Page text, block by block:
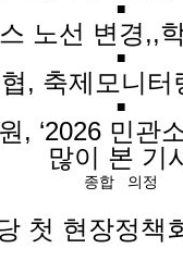
■
노선 변경,,
■
, 축제모니터
■
, ‘2026 민관
많이 본 기
종합 의정
첫 현장정책